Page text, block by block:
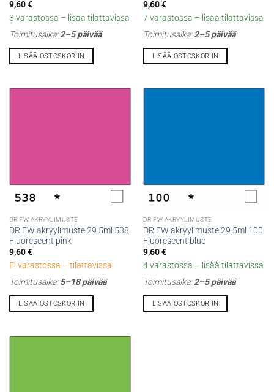
9,60€
3 varastossa – lisää tilattavissa
Toimitusaika:2–5 päivää
LISÄÄ OSTOSKORIIN
9,60€
7 varastossa – lisää tilattavissa
Toimitusaika:2–5 päivää
LISÄÄ OSTOSKORIIN
DR FW AKRYYLIMUSTE
DR FW akryylimuste 29.5ml 538
Fluorescent pink
9,60€
Ei varastossa – tilattavissa
Toimitusaika:5–18 päivää
LISÄÄ OSTOSKORIIN
DR FW AKRYYLIMUSTE
DR FW akryylimuste 29.5ml 100
Fluorescent blue
9,60€
4 varastossa – lisää tilattavissa
Toimitusaika:2–5 päivää
LISÄÄ OSTOSKORIIN